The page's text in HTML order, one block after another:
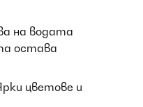
на водата
остава
цветове и